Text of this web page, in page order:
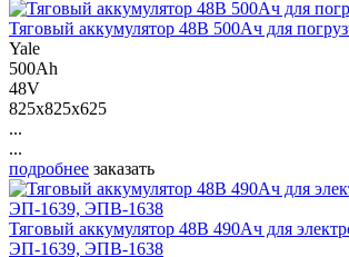
Тяговый аккумулятор 48В 500Ач для
Yale
500Ah
48V
825x825x625
...
...
подробнее заказать
Тяговый аккумулятор 48В 490Ач для
ЭП-1639, ЭПВ-1638